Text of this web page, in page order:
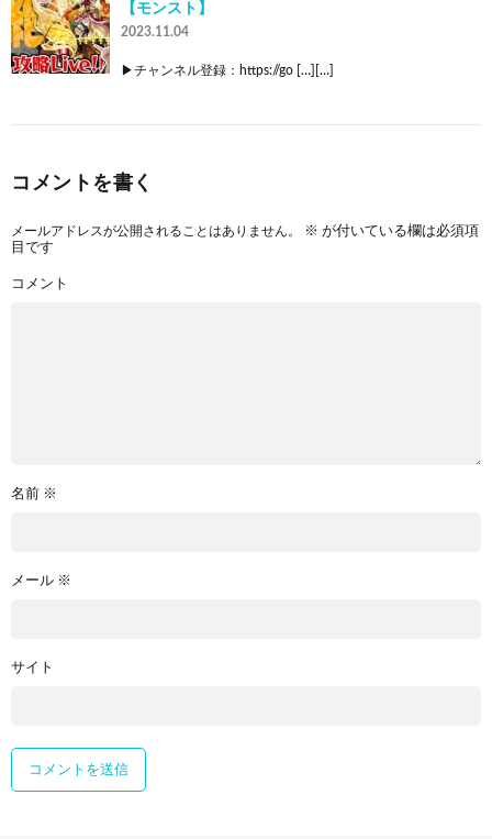
【モンスト】
2023.11.04
▶︎チャンネル登録：https://go […][…]
コメントを書く
メールアドレスが公開されることはありません。 ※ が付いている欄は必須項
目です
コメント
名前 ※
メール ※
サイト